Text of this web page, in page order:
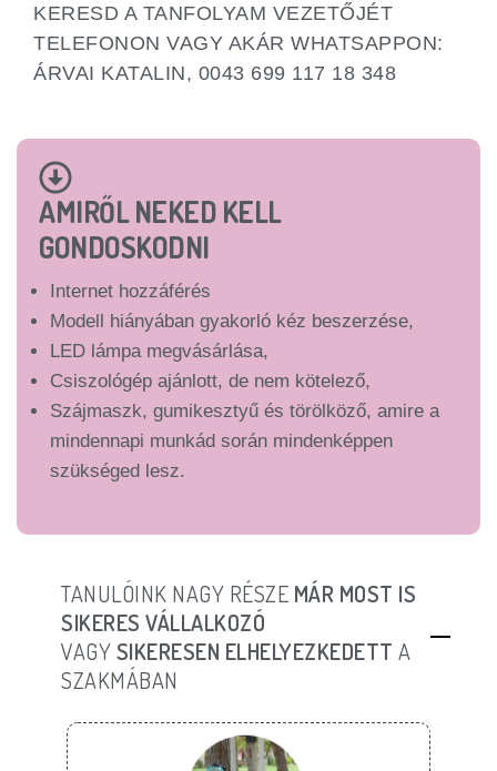
KERESD A TANFOLYAM VEZETŐJÉT
TELEFONON VAGY AKÁR WHATSAPPON:
ÁRVAI KATALIN, 0043 699 117 18 348
AMIRŐL NEKED KELL
GONDOSKODNI
Internet hozzáférés
Modell hiányában gyakorló kéz beszerzése,
LED lámpa megvásárlása,
Csiszológép ajánlott, de nem kötelező,
Szájmaszk, gumikesztyű és törölköző, amire a
mindennapi munkád során mindenképpen
szükséged lesz.
TANULÓINK NAGY RÉSZE MÁR MOST IS
SIKERES VÁLLALKOZÓ
VAGYSIKERESEN ELHELYEZKEDETT A
SZAKMÁBAN